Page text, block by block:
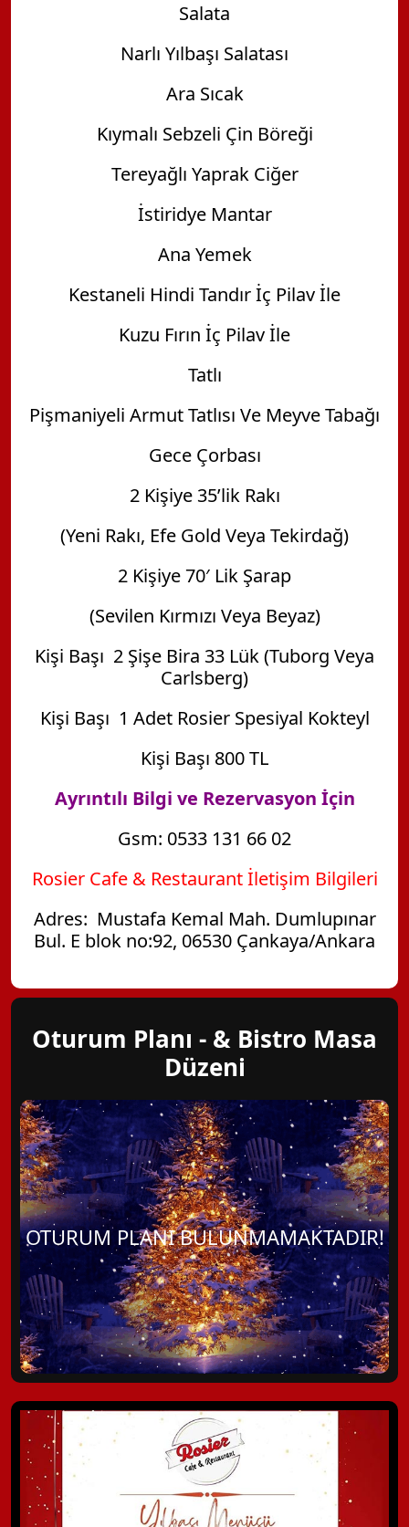
Salata
Narlı Yılbaşı Salatası
Ara Sıcak
Kıymalı Sebzeli Çin Böreği
Tereyağlı Yaprak Ciğer
İstiridye Mantar
Ana Yemek
Kestaneli Hindi Tandır İç Pilav İle
Kuzu Fırın İç Pilav İle
Tatlı
Pişmaniyeli Armut Tatlısı Ve Meyve Tabağı
Gece Çorbası
2 Kişiye 35’lik Rakı
(Yeni Rakı, Efe Gold Veya Tekirdağ)
2 Kişiye 70′ Lik Şarap
(Sevilen Kırmızı Veya Beyaz)
Kişi Başı 2 Şişe Bira 33 Lük (Tuborg Veya
Carlsberg)
Kişi Başı 1 Adet Rosier Spesiyal Kokteyl
Kişi Başı 800 TL
Ayrıntılı Bilgi ve Rezervasyon İçin
Gsm: 0533 131 66 02
Rosier Cafe & Restaurant İletişim Bilgileri
Adres: Mustafa Kemal Mah. Dumlupınar
Bul. E blok no:92, 06530 Çankaya/Ankara
Oturum Planı - & Bistro Masa
Düzeni
OTURUM PLANI BULUNMAMAKTADIR!